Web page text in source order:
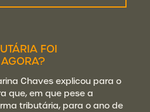
FOI
Chaves explicou para o
que, em que pese a
tributária, para o ano de